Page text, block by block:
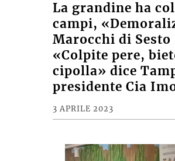
La grandine ha
campi,
Marocchi di Sesto
«Colpite pere,
cipolla» dice
presidente Cia
3 APRILE 2023